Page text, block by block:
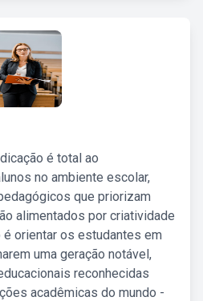
é total ao
no ambiente escolar,
que priorizam
alimentados por criatividade
orientar os estudantes em
uma geração notável,
reconhecidas
acadêmicas do mundo -